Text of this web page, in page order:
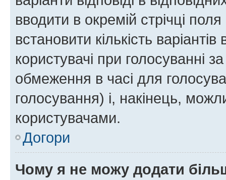
вводити в окремій стрічці
встановити кількість
користувачі при голосуванні
обмеження в часі для
голосування) і, накінець,
користувачами.
Догори
Чому я не можу додати